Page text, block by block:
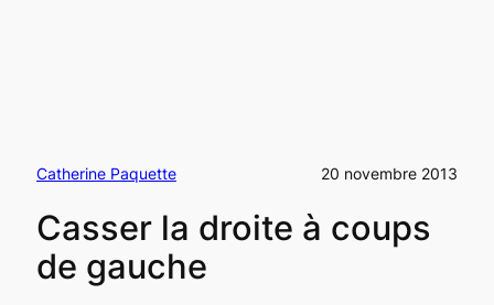
Catherine Paquette 20 novembre 2013
Casser la droite à coups
de gauche